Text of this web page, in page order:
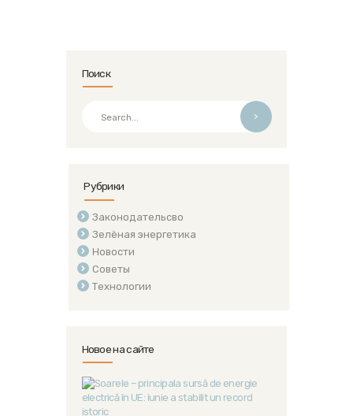
Поиск
>
Рубрики
Законодательсво
Зелёная энергетика
Новости
Советы
Технологии
Новое на сайте